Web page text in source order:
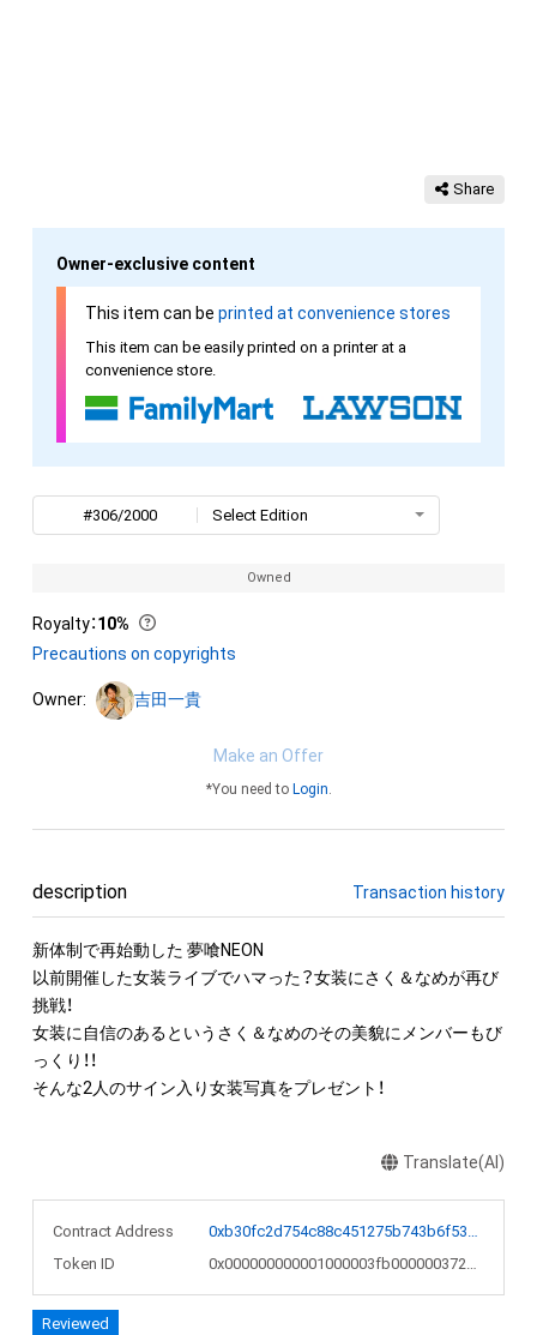
Share
Owner-exclusive content
This item can be printed at convenience stores
This item can be easily printed on a printer at a
convenience store.
#306/2000 Select Edition
Owned
Royalty：10%
Precautions on copyrights
Owner: 吉田一貴
Make an Offer
*You need to Login.
description Transaction history
新体制で再始動した 夢喰NEON
以前開催した女装ライブでハマった？女装にさく＆なめが再び
挑戦！
女装に自信のあるというさく＆なめのその美貌にメンバーもび
っくり！！
そんな2人のサイン入り女装写真をプレゼント！
Translate(AI)
Contract Address
0xb30fc2d754c88c451275b743b6f530f19f643683
Token ID
0x000000000001000003fb0000003722d3
Reviewed